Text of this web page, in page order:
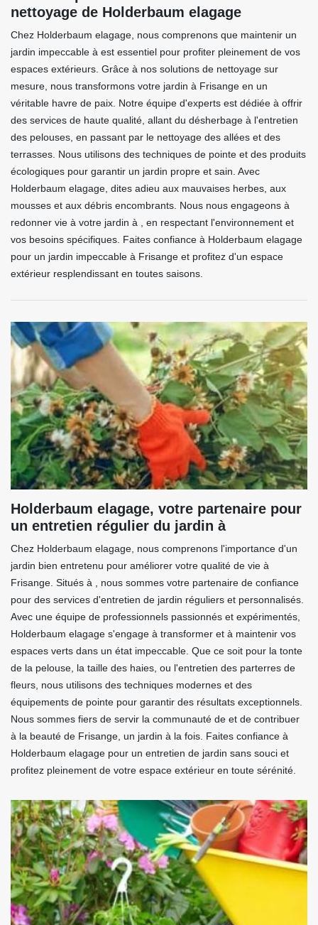
nettoyage de Holderbaum elagage
Chez Holderbaum elagage, nous comprenons que maintenir un
jardin impeccable à est essentiel pour profiter pleinement de vos
espaces extérieurs. Grâce à nos solutions de nettoyage sur
mesure, nous transformons votre jardin à Frisange en un
véritable havre de paix. Notre équipe d'experts est dédiée à offrir
des services de haute qualité, allant du désherbage à l'entretien
des pelouses, en passant par le nettoyage des allées et des
terrasses. Nous utilisons des techniques de pointe et des produits
écologiques pour garantir un jardin propre et sain. Avec
Holderbaum elagage, dites adieu aux mauvaises herbes, aux
mousses et aux débris encombrants. Nous nous engageons à
redonner vie à votre jardin à , en respectant l'environnement et
vos besoins spécifiques. Faites confiance à Holderbaum elagage
pour un jardin impeccable à Frisange et profitez d'un espace
extérieur resplendissant en toutes saisons.
Holderbaum elagage, votre partenaire pour
un entretien régulier du jardin à
Chez Holderbaum elagage, nous comprenons l'importance d'un
jardin bien entretenu pour améliorer votre qualité de vie à
Frisange. Situés à , nous sommes votre partenaire de confiance
pour des services d'entretien de jardin réguliers et personnalisés.
Avec une équipe de professionnels passionnés et expérimentés,
Holderbaum elagage s'engage à transformer et à maintenir vos
espaces verts dans un état impeccable. Que ce soit pour la tonte
de la pelouse, la taille des haies, ou l'entretien des parterres de
fleurs, nous utilisons des techniques modernes et des
équipements de pointe pour garantir des résultats exceptionnels.
Nous sommes fiers de servir la communauté de et de contribuer
à la beauté de Frisange, un jardin à la fois. Faites confiance à
Holderbaum elagage pour un entretien de jardin sans souci et
profitez pleinement de votre espace extérieur en toute sérénité.